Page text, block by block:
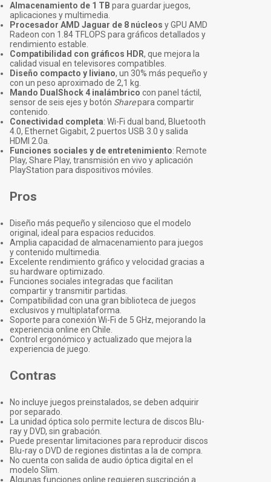
Almacenamiento de 1 TB para guardar juegos,
aplicaciones y multimedia.
Procesador AMD Jaguar de 8 núcleos y GPU AMD
Radeon con 1.84 TFLOPS para gráficos detallados y
rendimiento estable.
Compatibilidad con gráficos HDR, que mejora la
calidad visual en televisores compatibles.
Diseño compacto y liviano, un 30% más pequeño y
con un peso aproximado de 2,1 kg.
Mando DualShock 4 inalámbrico con panel táctil,
sensor de seis ejes y botón Sharepara compartir
contenido.
Conectividad completa: Wi-Fi dual band, Bluetooth
4.0, Ethernet Gigabit, 2 puertos USB 3.0 y salida
HDMI 2.0a.
Funciones sociales y de entretenimiento: Remote
Play, Share Play, transmisión en vivo y aplicación
PlayStation para dispositivos móviles.
Pros
Diseño más pequeño y silencioso que el modelo
original, ideal para espacios reducidos.
Amplia capacidad de almacenamiento para juegos
y contenido multimedia.
Excelente rendimiento gráfico y velocidad gracias a
su hardware optimizado.
Funciones sociales integradas que facilitan
compartir y transmitir partidas.
Compatibilidad con una gran biblioteca de juegos
exclusivos y multiplataforma.
Soporte para conexión Wi-Fi de 5 GHz, mejorando la
experiencia online en Chile.
Control ergonómico y actualizado que mejora la
experiencia de juego.
Contras
No incluye juegos preinstalados, se deben adquirir
por separado.
La unidad óptica solo permite lectura de discos Blu-
ray y DVD, sin grabación.
Puede presentar limitaciones para reproducir discos
Blu-ray o DVD de regiones distintas a la de compra.
No cuenta con salida de audio óptica digital en el
modelo Slim.
Algunas funciones online requieren suscripción a